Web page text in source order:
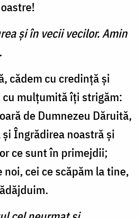
şi în vecii vecilor. Amin
cădem cu credinţă şi
mulţumită îţi strigăm:
de Dumnezeu Dăruită,
Îngrădirea noastră şi
ce sunt în primejdii;
cei ce scăpăm la tine,